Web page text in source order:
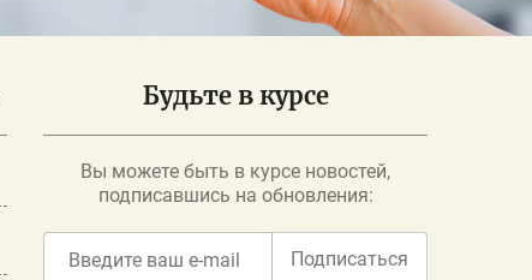
Будьте в курсе
Вы можете быть в курсе новостей,
подписавшись на обновления:
Подписаться